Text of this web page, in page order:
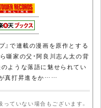
』で連載の漫画を原作とする
噺家の父・阿良川志ん太の背
ような落語に魅せられてい
真打昇進をか……
ていない場合もございます。